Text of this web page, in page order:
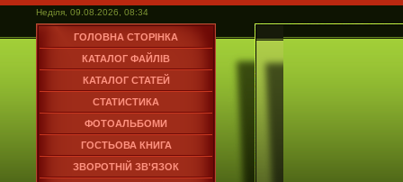
Неділя, 09.08.2026, 08:34
ГОЛОВНА СТОРІНКА
КАТАЛОГ ФАЙЛІВ
КАТАЛОГ СТАТЕЙ
СТАТИСТИКА
ФОТОАЛЬБОМИ
ГОСТЬОВА КНИГА
ЗВОРОТНІЙ ЗВ'ЯЗОК